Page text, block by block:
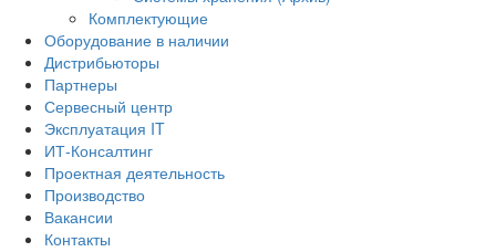
Комплектующие
Оборудование в наличии
Дистрибьюторы
Партнеры
Сервесный центр
Эксплуатация IT
ИТ-Консалтинг
Проектная деятельность
Производство
Вакансии
Контакты